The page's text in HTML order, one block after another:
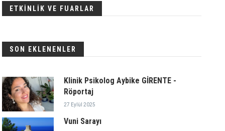
ETKİNLİK VE FUARLAR
SON EKLENENLER
Klinik Psikolog Aybike GİRENTE -
Röportaj
27 Eylül 2025
Vuni Sarayı